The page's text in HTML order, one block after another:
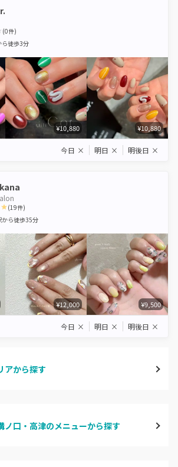
(0件)
ら徒歩3分
¥10,880 ¥10,880
今日 × 明日 × 明後日 ×
5
(19件)
から徒歩35分
¥12,000 ¥9,500
今日 × 明日 × 明後日 ×
アから探す
ノ口・高津のメニューから探す